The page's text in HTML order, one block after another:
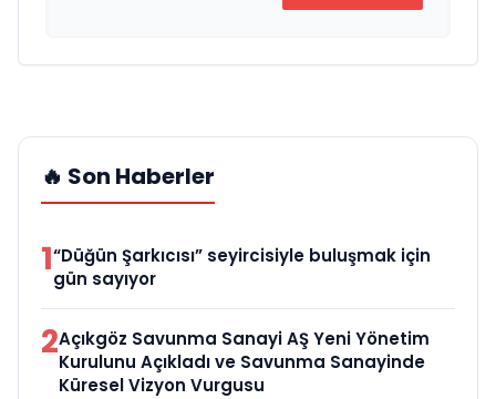
🔥 Son Haberler
1“Düğün Şarkıcısı” seyircisiyle buluşmak için
gün sayıyor
2Açıkgöz Savunma Sanayi AŞ Yeni Yönetim
Kurulunu Açıkladı ve Savunma Sanayinde
Küresel Vizyon Vurgusu